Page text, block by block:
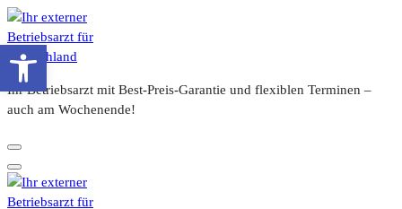
Zum
Inhalt
springen
Ihr Betriebsarzt mit Best-Preis-Garantie und flexiblen Terminen –
auch am Wochenende!
Werkzeugleiste öffnen